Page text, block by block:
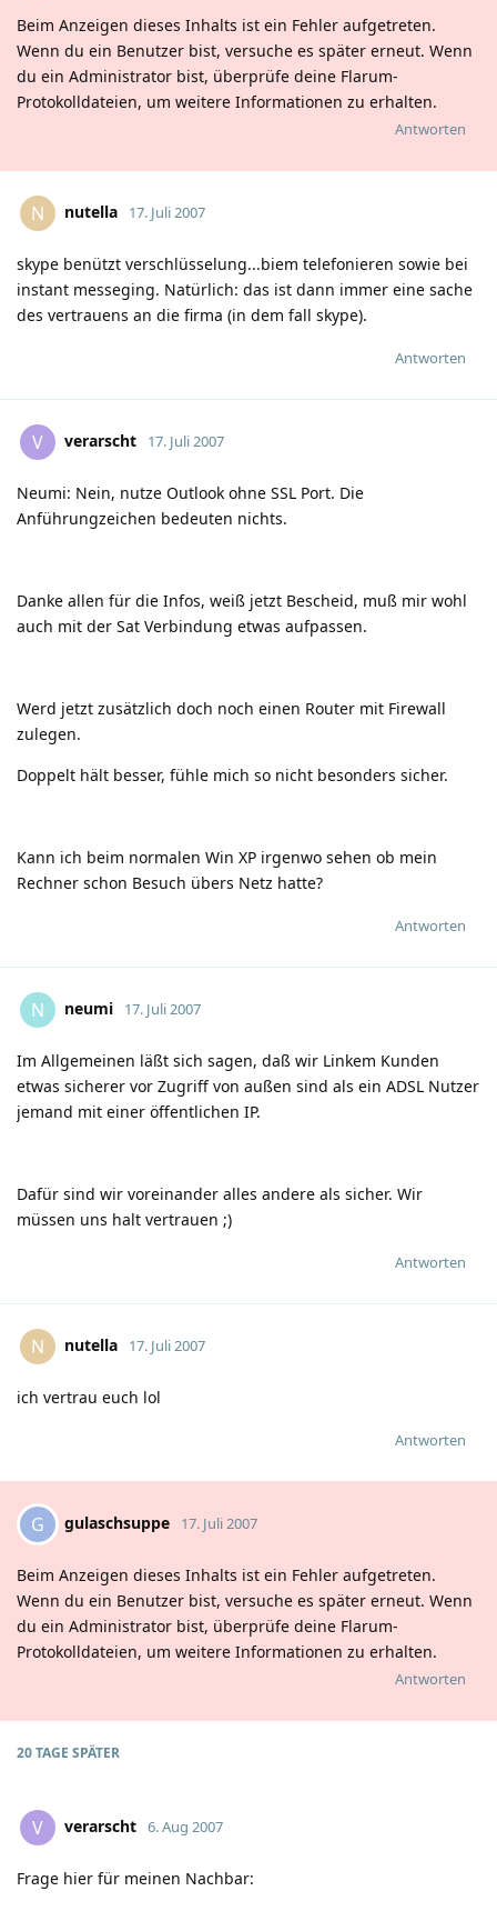
Beim Anzeigen dieses Inhalts ist ein Fehler aufgetreten.
Wenn du ein Benutzer bist, versuche es später erneut. Wenn
du ein Administrator bist, überprüfe deine Flarum-
Protokolldateien, um weitere Informationen zu erhalten.
Antworten
N nutella 17. Juli 2007
skype benützt verschlüsselung...biem telefonieren sowie bei
instant messeging. Natürlich: das ist dann immer eine sache
des vertrauens an die firma (in dem fall skype).
Antworten
V verarscht 17. Juli 2007
Neumi: Nein, nutze Outlook ohne SSL Port. Die
Anführungzeichen bedeuten nichts.
Danke allen für die Infos, weiß jetzt Bescheid, muß mir wohl
auch mit der Sat Verbindung etwas aufpassen.
Werd jetzt zusätzlich doch noch einen Router mit Firewall
zulegen.
Doppelt hält besser, fühle mich so nicht besonders sicher.
Kann ich beim normalen Win XP irgenwo sehen ob mein
Rechner schon Besuch übers Netz hatte?
Antworten
N neumi 17. Juli 2007
Im Allgemeinen läßt sich sagen, daß wir Linkem Kunden
etwas sicherer vor Zugriff von außen sind als ein ADSL Nutzer
jemand mit einer öffentlichen IP.
Dafür sind wir voreinander alles andere als sicher. Wir
müssen uns halt vertrauen ;)
Antworten
N nutella 17. Juli 2007
ich vertrau euch lol
Antworten
G gulaschsuppe 17. Juli 2007
Beim Anzeigen dieses Inhalts ist ein Fehler aufgetreten.
Wenn du ein Benutzer bist, versuche es später erneut. Wenn
du ein Administrator bist, überprüfe deine Flarum-
Protokolldateien, um weitere Informationen zu erhalten.
Antworten
20 TAGE SPÄTER
V verarscht 6. Aug 2007
Frage hier für meinen Nachbar: